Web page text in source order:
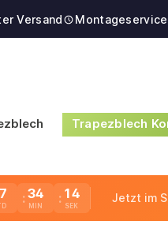
Versand Montageservice
Trapezblech
34 13 Jetzt im